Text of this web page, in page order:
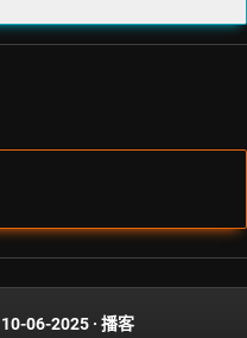
10-06-2025 · 播客